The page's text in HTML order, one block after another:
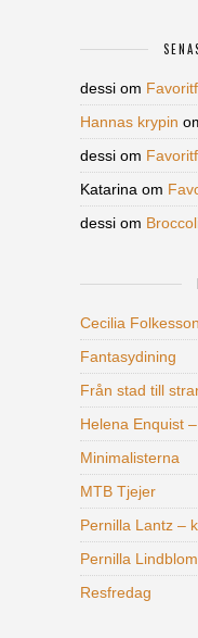
dessi om
Hannas krypin
dessi om
Katarina om
dessi om
Cecilia Folkesson
Fantasydining
Från stad till
Helena Enquist
Minimalisterna
MTB Tjejer
Pernilla Lantz –
Pernilla Lindblom
Resfredag